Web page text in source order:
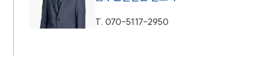
T. 070-5117-2950